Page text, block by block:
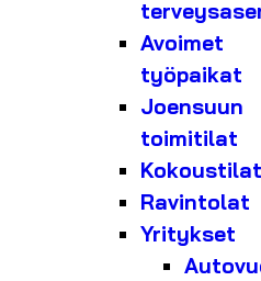
Avoimet
työpaikat
Joensuun
toimitilat
Kokoustilat
Ravintolat
Yritykset